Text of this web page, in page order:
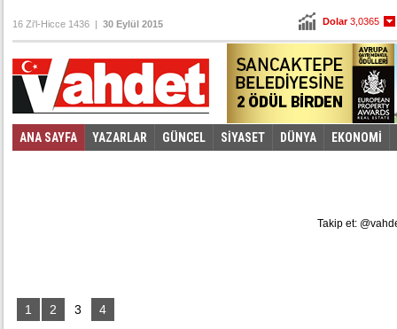
Dolar3,0365
Euro3,4065
16 Zi'l-Hicce 1436 | 30 Eylül 2015
ANA SAYFA YAZARLAR GÜNCEL SİYASET DÜNYA EKONOMİ
1 2 3 4
Takip et: